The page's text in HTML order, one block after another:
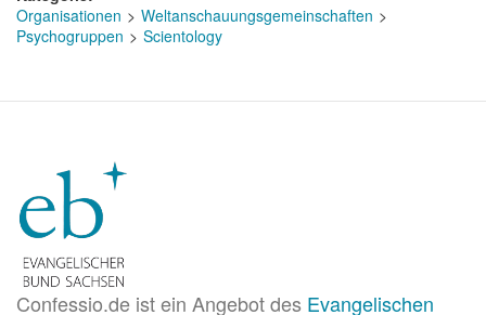
Organisationen
Weltanschauungsgemeinschaften
Psychogruppen
Scientology
Confessio.de ist ein Angebot des Evangelischen